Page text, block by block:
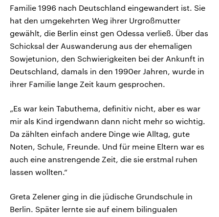
Familie 1996 nach Deutschland eingewandert ist. Sie
hat den umgekehrten Weg ihrer Urgroßmutter
gewählt, die Berlin einst gen Odessa verließ. Über das
Schicksal der Auswanderung aus der ehemaligen
Sowjetunion, den Schwierigkeiten bei der Ankunft in
Deutschland, damals in den 1990er Jahren, wurde in
ihrer Familie lange Zeit kaum gesprochen.
„Es war kein Tabuthema, definitiv nicht, aber es war
mir als Kind irgendwann dann nicht mehr so wichtig.
Da zählten einfach andere Dinge wie Alltag, gute
Noten, Schule, Freunde. Und für meine Eltern war es
auch eine anstrengende Zeit, die sie erstmal ruhen
lassen wollten.“
Greta Zelener ging in die jüdische Grundschule in
Berlin. Später lernte sie auf einem bilingualen